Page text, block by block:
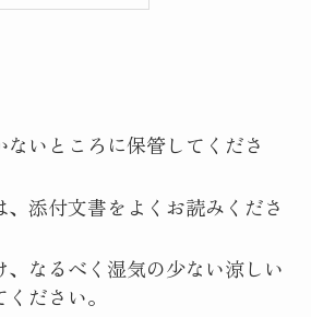
いところに保管してくださ
、添付文書をよくお読みくださ
、なるべく湿気の少ない涼しい
ださい。